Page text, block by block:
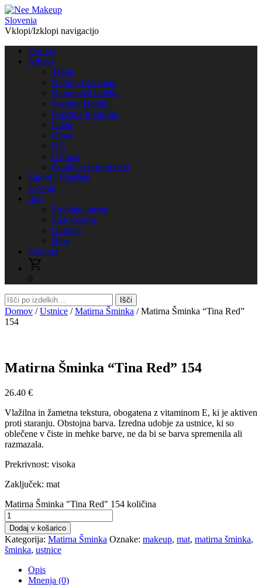
Vklopi/Izklopi navigacijo
Domov
Izdelki
Tečaji
Najbolj Prodajani
Najnovejši Izdelki
Posebni Izdelki
Posebna Ponudba
Palete
Obraz
Oči
Ustnice
Čopiči in pripomočki
Saloni / Vizažisti
Ličenje
Info
Prodajna mesta
Sodelovanje
Galerija
Blog
Kontakt
0
Domov /Ustnice /Matirna Šminka / Matirna Šminka “Tina Red”
154
Matirna Šminka “Tina Red” 154
26.40 €
Vlažilna in žametna tekstura, obogatena z vitaminom E, ki je aktiven
proti staranju. Obstojna barva. Izredna udobje za ustnice, ki so
oblečene v čiste in mehke barve, ne da bi se barva spremenila ali
razmazala.
Prekrivnost: visoka
Zaključek: mat
Matirna Šminka "Tina Red" 154 količina
Dodaj v košarico
Kategorija: Matirna Šminka Oznake: makeup, mat, matirna šminka,
šminka, ustnice
Opis
Mnenja (0)